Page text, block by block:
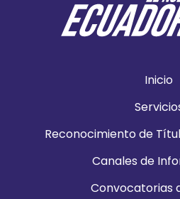
Inicio
Reconocimiento de
Canales de
Convocatorias